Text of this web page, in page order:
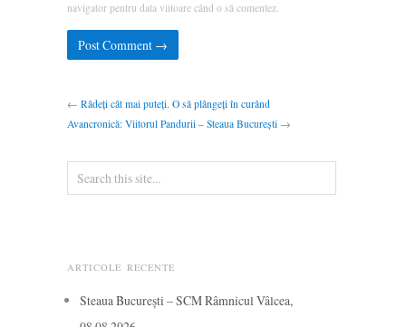
navigator pentru data viitoare când o să comentez.
← Râdeți cât mai puteți. O să plângeți în curând
Avancronică: Viitorul Pandurii – Steaua București →
ARTICOLE RECENTE
Steaua București – SCM Râmnicul Vâlcea,